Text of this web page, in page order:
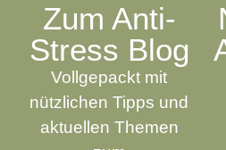
Zum Anti-
Stress Blog
Vollgepackt mit
nützlichen Tipps und
aktuellen Themen